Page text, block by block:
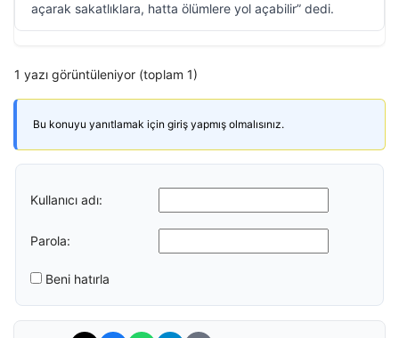
açarak sakatlıklara, hatta ölümlere yol açabilir” dedi.
1 yazı görüntüleniyor (toplam 1)
Bu konuyu yanıtlamak için giriş yapmış olmalısınız.
Kullanıcı adı:
Parola:
Beni hatırla